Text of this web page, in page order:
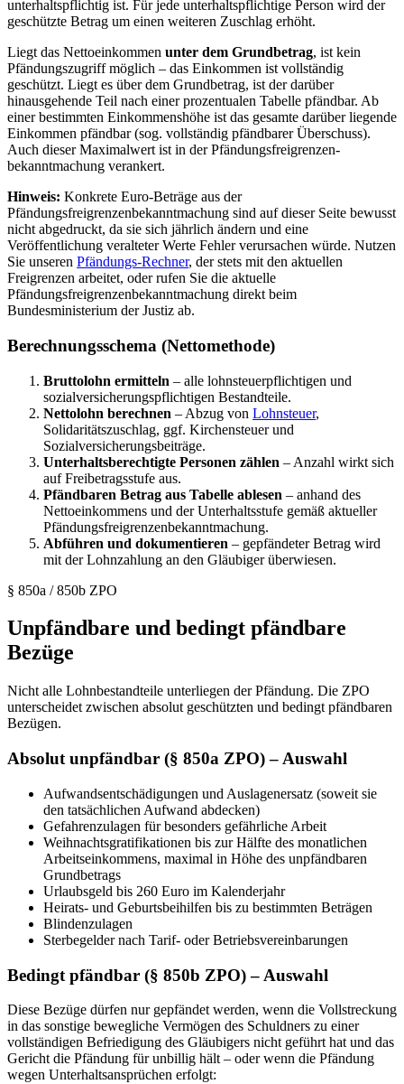
unterhaltspflichtig ist. Für jede unterhaltspflichtige Person wird der
geschützte Betrag um einen weiteren Zuschlag erhöht.
Liegt das Nettoeinkommen unter dem Grundbetrag, ist kein
Pfändungszugriff möglich – das Einkommen ist vollständig
geschützt. Liegt es über dem Grundbetrag, ist der darüber
hinausgehende Teil nach einer prozentualen Tabelle pfändbar. Ab
einer bestimmten Einkommenshöhe ist das gesamte darüber liegende
Einkommen pfändbar (sog. vollständig pfändbarer Überschuss).
Auch dieser Maximalwert ist in der Pfändungsfreigrenzen­
bekanntmachung verankert.
Hinweis: Konkrete Euro-Beträge aus der
Pfändungsfreigrenzenbekanntmachung sind auf dieser Seite bewusst
nicht abgedruckt, da sie sich jährlich ändern und eine
Veröffentlichung veralteter Werte Fehler verursachen würde. Nutzen
Sie unseren Pfändungs-Rechner, der stets mit den aktuellen
Freigrenzen arbeitet, oder rufen Sie die aktuelle
Pfändungsfreigrenzenbekanntmachung direkt beim
Bundesministerium der Justiz ab.
Berechnungsschema (Nettomethode)
Bruttolohn ermitteln – alle lohnsteuerpflichtigen und
sozialversicherungspflichtigen Bestandteile.
Nettolohn berechnen – Abzug von Lohnsteuer,
Solidaritätszuschlag, ggf. Kirchensteuer und
Sozialversicherungsbeiträge.
Unterhaltsberechtigte Personen zählen – Anzahl wirkt sich
auf Freibetragsstufe aus.
Pfändbaren Betrag aus Tabelle ablesen – anhand des
Nettoeinkommens und der Unterhaltsstufe gemäß aktueller
Pfändungsfreigrenzenbekanntmachung.
Abführen und dokumentieren – gepfändeter Betrag wird
mit der Lohnzahlung an den Gläubiger überwiesen.
§ 850a / 850b ZPO
Unpfändbare und bedingt pfändbare
Bezüge
Nicht alle Lohnbestandteile unterliegen der Pfändung. Die ZPO
unterscheidet zwischen absolut geschützten und bedingt pfändbaren
Bezügen.
Absolut unpfändbar (§ 850a ZPO) – Auswahl
Aufwandsentschädigungen und Auslagenersatz (soweit sie
den tatsächlichen Aufwand abdecken)
Gefahrenzulagen für besonders gefährliche Arbeit
Weihnachtsgratifikationen bis zur Hälfte des monatlichen
Arbeitseinkommens, maximal in Höhe des unpfändbaren
Grundbetrags
Urlaubsgeld bis 260 Euro im Kalenderjahr
Heirats- und Geburtsbeihilfen bis zu bestimmten Beträgen
Blindenzulagen
Sterbegelder nach Tarif- oder Betriebsvereinbarungen
Bedingt pfändbar (§ 850b ZPO) – Auswahl
Diese Bezüge dürfen nur gepfändet werden, wenn die Vollstreckung
in das sonstige bewegliche Vermögen des Schuldners zu einer
vollständigen Befriedigung des Gläubigers nicht geführt hat und das
Gericht die Pfändung für unbillig hält – oder wenn die Pfändung
wegen Unterhaltsansprüchen erfolgt: